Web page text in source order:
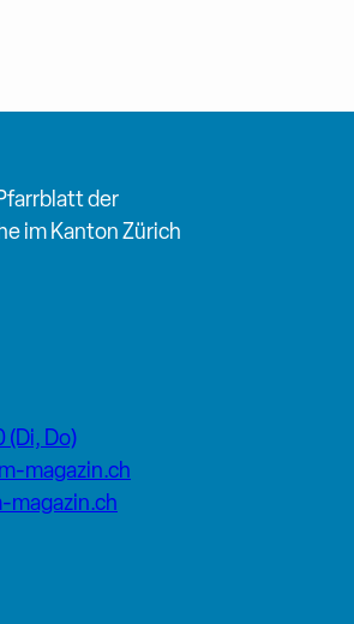
der
im Kanton Zürich
(Di, Do)
magazin.ch
magazin.ch